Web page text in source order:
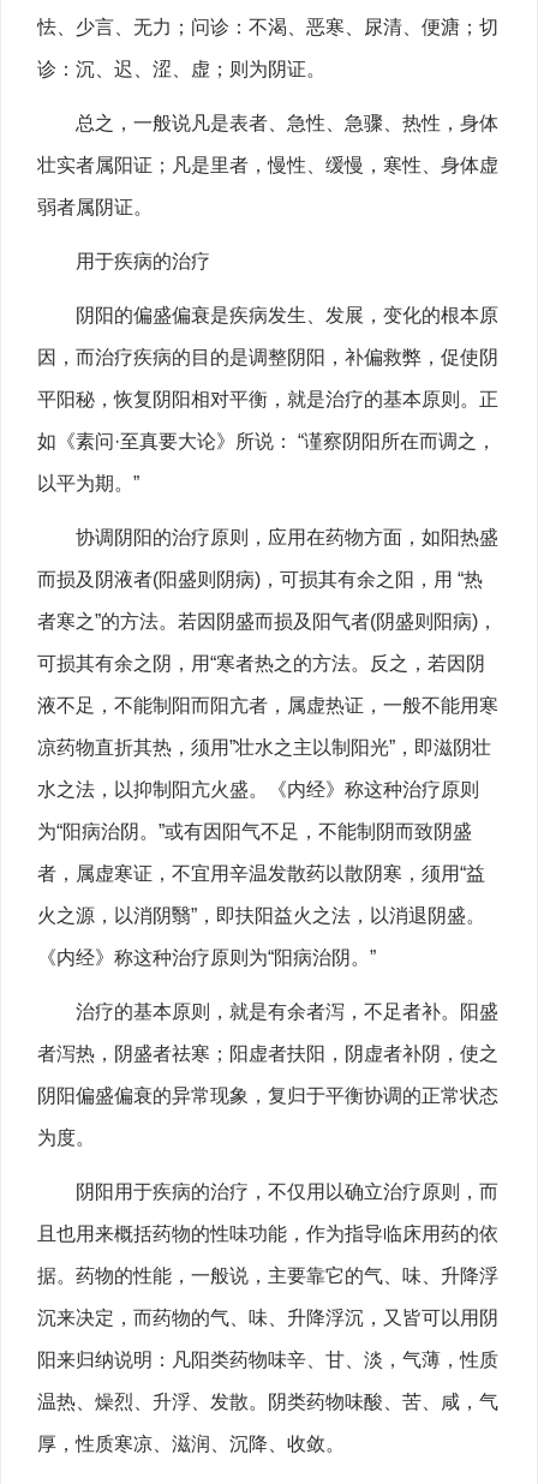
怯、少言、无力；问诊：不渴、恶寒、尿清、便溏；切
诊：沉、迟、涩、虚；则为阴证。
总之，一般说凡是表者、急性、急骤、热性，身体
壮实者属阳证；凡是里者，慢性、缓慢，寒性、身体虚
弱者属阴证。
用于疾病的治疗
阴阳的偏盛偏衰是疾病发生、发展，变化的根本原
因，而治疗疾病的目的是调整阴阳，补偏救弊，促使阴
平阳秘，恢复阴阳相对平衡，就是治疗的基本原则。正
如《素问·至真要大论》所说： “谨察阴阳所在而调之，
以平为期。”
协调阴阳的治疗原则，应用在药物方面，如阳热盛
而损及阴液者(阳盛则阴病)，可损其有余之阳，用 “热
者寒之”的方法。若因阴盛而损及阳气者(阴盛则阳病)，
可损其有余之阴，用“寒者热之的方法。反之，若因阴
液不足，不能制阳而阳亢者，属虚热证，一般不能用寒
凉药物直折其热，须用”壮水之主以制阳光”，即滋阴壮
水之法，以抑制阳亢火盛。《内经》称这种治疗原则
为“阳病治阴。”或有因阳气不足，不能制阴而致阴盛
者，属虚寒证，不宜用辛温发散药以散阴寒，须用“益
火之源，以消阴翳”，即扶阳益火之法，以消退阴盛。
《内经》称这种治疗原则为“阳病治阴。”
治疗的基本原则，就是有余者泻，不足者补。阳盛
者泻热，阴盛者祛寒；阳虚者扶阳，阴虚者补阴，使之
阴阳偏盛偏衰的异常现象，复归于平衡协调的正常状态
为度。
阴阳用于疾病的治疗，不仅用以确立治疗原则，而
且也用来概括药物的性味功能，作为指导临床用药的依
据。药物的性能，一般说，主要靠它的气、味、升降浮
沉来决定，而药物的气、味、升降浮沉，又皆可以用阴
阳来归纳说明：凡阳类药物味辛、甘、淡，气薄，性质
温热、燥烈、升浮、发散。阴类药物味酸、苦、咸，气
厚，性质寒凉、滋润、沉降、收敛。